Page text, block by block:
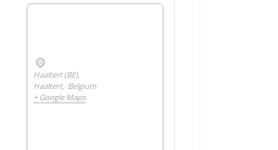
Haaltert (BE),
Haaltert, Belgium
+ Google Maps